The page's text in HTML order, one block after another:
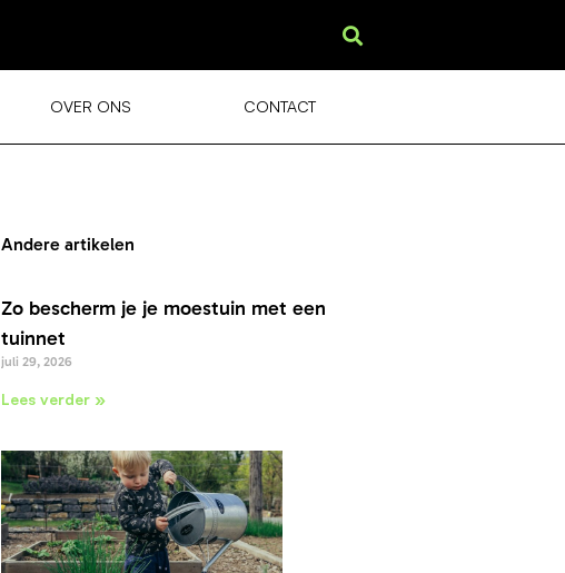
OVER ONS CONTACT
Andere artikelen
Zo bescherm je je moestuin met een
tuinnet
juli 29, 2026
Lees verder »